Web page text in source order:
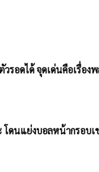
อดได้ จุดเด่นคือเรื่อง
ดนแย่งบอลหน้ากรอบ